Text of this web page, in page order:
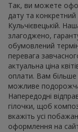
Так, ви можете
дату та
Кульчієвецькій.
злагоджено,
обумовлений
перевага
актуальна ціна
оплати. Вам
можливе
Напередодні
гілочки, щоб
вкажіть усі
оформлення на